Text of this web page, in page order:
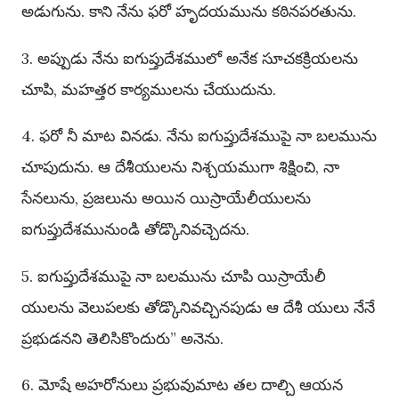
అడుగును. కాని నేను ఫరో హృదయమును కఠినపరతును.
3. అప్పుడు నేను ఐగుప్తుదేశములో అనేక సూచకక్రియలను
చూపి, మహత్తర కార్యములను చేయుదును.
4. ఫరో నీ మాట వినడు. నేను ఐగుప్తుదేశముపై నా బలమును
చూపుదును. ఆ దేశీయులను నిశ్చయముగా శిక్షించి, నా
సేనలును, ప్రజలును అయిన యిస్రాయేలీయులను
ఐగుప్తుదేశమునుండి తోడ్కొనివచ్చెదను.
5. ఐగుప్తుదేశముపై నా బలమును చూపి యిస్రాయేలీ
యులను వెలుపలకు తోడ్కొనివచ్చినపుడు ఆ దేశీ యులు నేనే
ప్రభుడనని తెలిసికొందురు” అనెను.
6. మోషే అహరోనులు ప్రభువుమాట తల దాల్చి ఆయన